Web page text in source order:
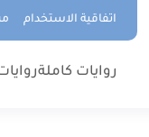
اتفاقية الاستخدام
روايات كاملة